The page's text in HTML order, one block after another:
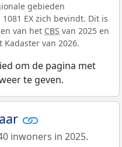
gebieden
EX zich bevindt. Dit is
van het CBS van 2025 en
van 2026.
om de pagina met
te geven.
inwoners in 2025.